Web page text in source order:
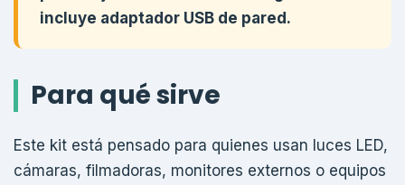
incluye adaptador USB de pared.
Para qué sirve
Este kit está pensado para quienes usan luces LED,
cámaras, filmadoras, monitores externos o equipos